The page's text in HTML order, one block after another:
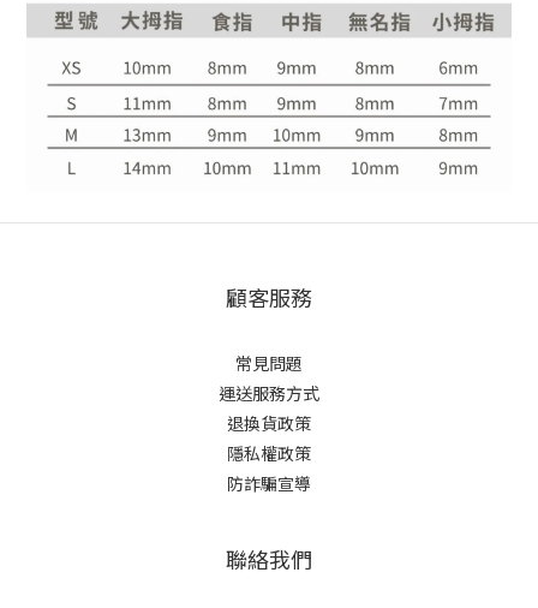
顧客服務
常見問題
運送服務方式
退換貨政策
隱私權政策
防詐騙宣導
聯絡我們